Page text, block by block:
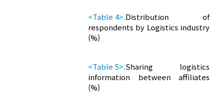
<Table 4>.Distribution of
respondents by Logistics industry
(%)
<Table 5>.Sharing logistics
information between affiliates
(%)